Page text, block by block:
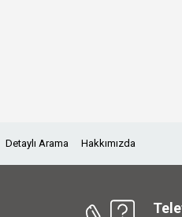
Detaylı Arama Hakkımızda